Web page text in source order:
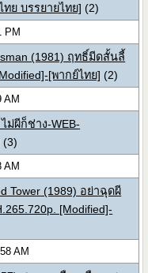
ทย บรรยายไทย] (2)
PM
(1981) ฤทธิ์มีดสั้นลี้
[พากย์ไทย] (2)
AM
ม่ผีก็ช่าง-WEB-
(3)
AM
Tower (1989) อย่าฉุดผี
[Modified]-
AM